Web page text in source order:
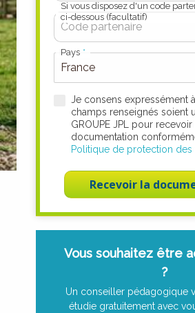
Si vous disposez d'un code
ci-dessous (facultatif)
Pays
Je consens expressément
champs renseignés soient
GROUPE JPL pour recevoir
documentation
Politique de protection des
Recevoir la
Vous souhaitez être
?
Un conseiller pédagogique
étudie gratuitement avec